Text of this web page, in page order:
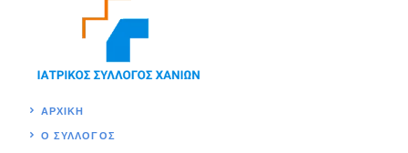
ΑΡΧΙΚΉ
Ο ΣΥΛΛΟΓΟΣ